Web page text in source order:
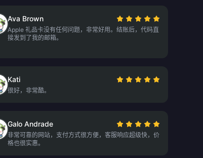
Ava Brown
Apple 礼品卡没有任何问题，非常好用。结账后，代码直
接发到了我的邮箱。
Kati
很好，非常酷。
Galo Andrade
非常可靠的网站，支付方式很方便，客服响应超级快，价
格也很实惠。